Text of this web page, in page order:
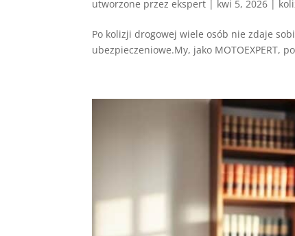
utworzone przezekspert | kwi 5, 2026 |
Po kolizji drogowej wiele osób nie zdaje
ubezpieczeniowe.My, jako MOTOEXPERT,